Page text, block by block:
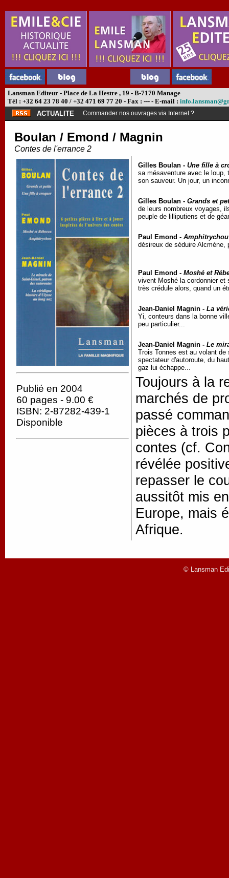
Lansman Editeur - Place de La Hestre , 19 - B-7170 Manage
Tél : +32 64 23 78 40 / +32 471 69 77 20 - Fax : --- - E-mail :
ACTUALITE
Commander nos ouvrages via Internet ?
Boulan / Emond / Magnin
Contes de l'errance 2
Publié en 2004
60 pages - 9.00 €
ISBN: 2-87282-439-1
Disponible
Gilles Boulan - Une fille à
sa mésaventure avec le loup,
son sauveur. Un jour, un
Gilles Boulan - Grands et
de leurs nombreux voyages,
peuple de lilliputiens et de
Paul Emond - Amphitrychou
désireux de séduire
Paul Emond - Moshé et
vivent Moshé la cordonnier et
très crédule alors, quand un
Jean-Daniel Magnin - La
Yi, conteurs dans la bonne
peu particulier...
Jean-Daniel Magnin - Le
Trois Tonnes est au volant de
spectateur d'autoroute, du
gaz lui échappe...
Toujours à la
marchés de
passé
pièces à trois
contes (cf.
révélée
repasser le
aussitôt mis
Europe, mais
Afrique.
© Lansman